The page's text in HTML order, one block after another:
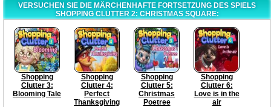
VERSUCHEN SIE DIE MÄRCHENHAFTE FORTSETZUNG DES SPIELS
SHOPPING CLUTTER 2: CHRISTMAS SQUARE:
Shopping
Clutter 3:
Blooming Tale
Shopping
Clutter 4:
Perfect
Thanksgiving
Shopping
Clutter 5:
Christmas
Poetree
Shopping
Clutter 6:
Love is in the
air